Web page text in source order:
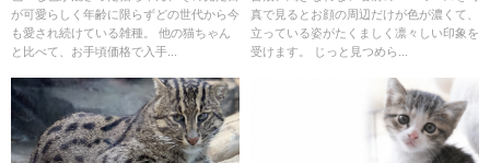
が可愛らしく年齢に限らずどの世代から今
も愛され続けている雑種。 他の猫ちゃん
と比べて、お手頃価格で入手...
真で見るとお顔の周辺だけが色が濃くて、
立っている姿がたくましく凛々しい印象を
受けます。 じっと見つめら...